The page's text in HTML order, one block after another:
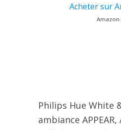
Acheter sur
Philips Hue White
ambiance